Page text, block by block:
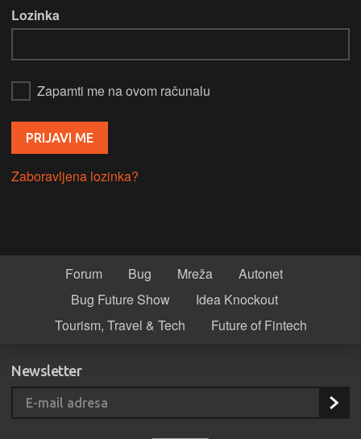
Lozinka
Zapamti me na ovom računalu
Zaboravljena lozinka?
Forum Bug Mreža
Autonet
Bug Future Show
Idea Knockout
Tourism, Travel & Tech
Future of Fintech
Newsletter